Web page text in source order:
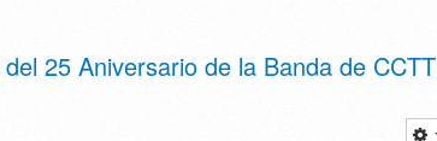
25 Aniversario de la Banda de CCTT